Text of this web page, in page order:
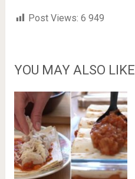
Post Views: 6 949
YOU MAY ALSO LIKE